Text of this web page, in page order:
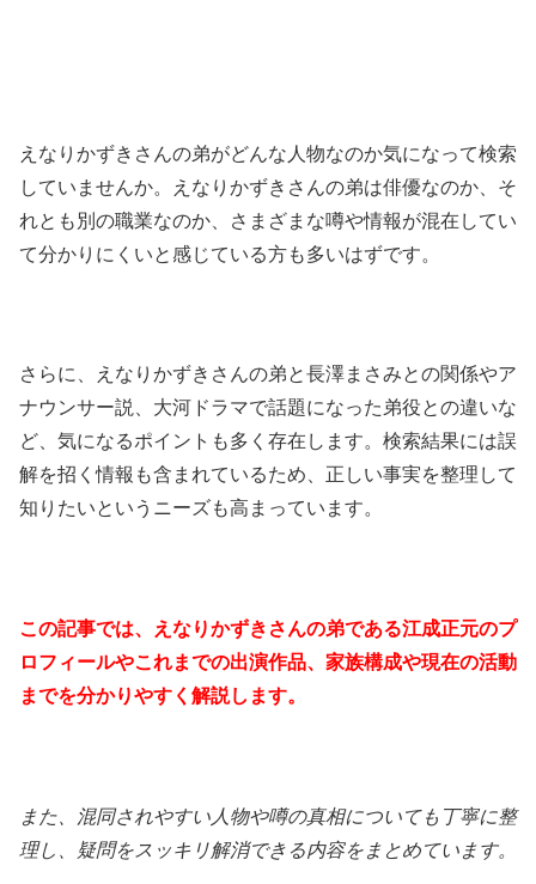
えなりかずきさんの弟がどんな人物なのか気になって検索
していませんか。えなりかずきさんの弟は俳優なのか、そ
れとも別の職業なのか、さまざまな噂や情報が混在してい
て分かりにくいと感じている方も多いはずです。
さらに、えなりかずきさんの弟と長澤まさみとの関係やア
ナウンサー説、大河ドラマで話題になった弟役との違いな
ど、気になるポイントも多く存在します。検索結果には誤
解を招く情報も含まれているため、正しい事実を整理して
知りたいというニーズも高まっています。
この記事では、えなりかずきさんの弟である江成正元のプ
ロフィールやこれまでの出演作品、家族構成や現在の活動
までを分かりやすく解説します。
また、混同されやすい人物や噂の真相についても丁寧に整
理し、疑問をスッキリ解消できる内容をまとめています。